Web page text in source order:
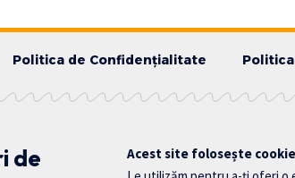
Politica de Confidențialitate
de
Acest site folosește